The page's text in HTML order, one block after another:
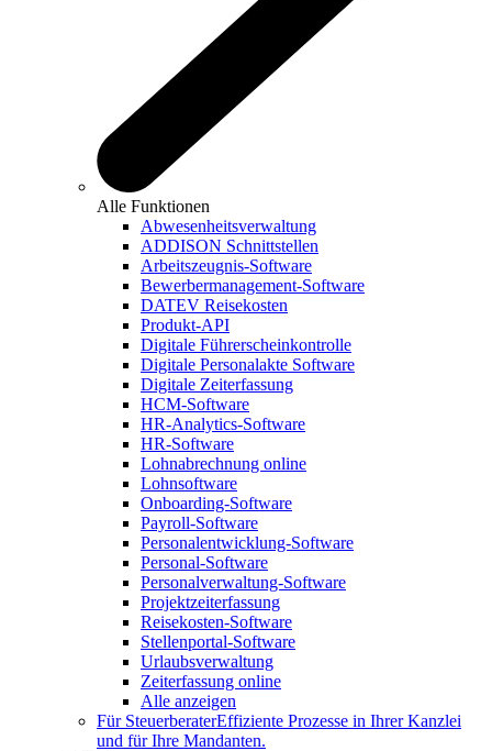
Alle Funktionen
Abwesenheitsverwaltung
ADDISON Schnittstellen
Arbeitszeugnis-Software
Bewerbermanagement-Software
DATEV Reisekosten
Produkt-API
Digitale Führerscheinkontrolle
Digitale Personalakte Software
Digitale Zeiterfassung
HCM-Software
HR-Analytics-Software
HR-Software
Lohnabrechnung online
Lohnsoftware
Onboarding-Software
Payroll-Software
Personalentwicklung-Software
Personal-Software
Personalverwaltung-Software
Projektzeiterfassung
Reisekosten-Software
Stellenportal-Software
Urlaubsverwaltung
Zeiterfassung online
Alle anzeigen
Für SteuerberaterEffiziente Prozesse in Ihrer Kanzlei
und für Ihre Mandanten.